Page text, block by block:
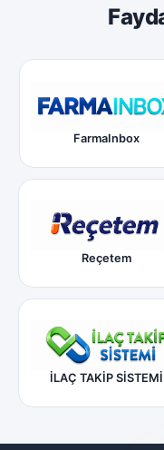
FarmaInbox
Reçetem
İLAÇ TAKİP SİSTEMİ